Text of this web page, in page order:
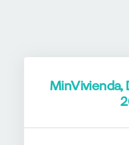
MinVivienda,